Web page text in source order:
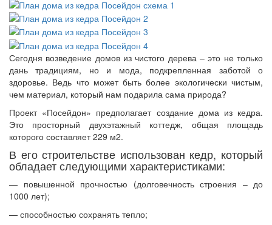
Сегодня возведение домов из чистого дерева – это не только
дань традициям, но и мода, подкрепленная заботой о
здоровье. Ведь что может быть более экологически чистым,
чем материал, который нам подарила сама природа?
Проект «Посейдон» предполагает создание дома из кедра.
Это просторный двухэтажный коттедж, общая площадь
которого составляет 229 м2.
В его строительстве использован кедр, который
обладает следующими характеристиками:
— повышенной прочностью (долговечность строения – до
1000 лет);
— способностью сохранять тепло;